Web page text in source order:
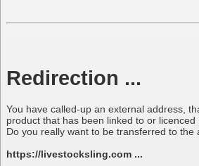
Redirection ...
You have called-up an external address,
product that has been linked to or licenced
Do you really want to be transferred to the
https://livestocksling.com ...